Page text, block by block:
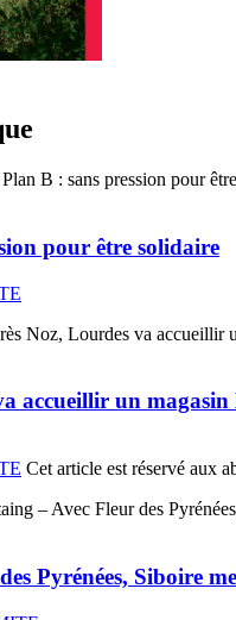
pour être solidaire
accueillir un magasin
Cet article est réservé aux
Pyrénées, Siboire